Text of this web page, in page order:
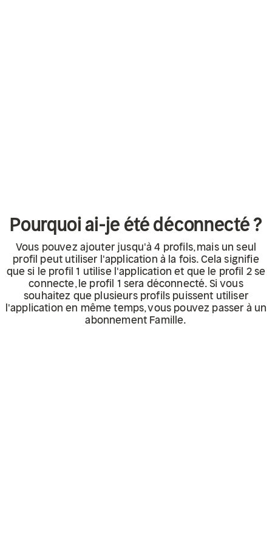
Pourquoi ai-je été déconnecté ?
Vous pouvez ajouter jusqu'à 4 profils, mais un seul
profil peut utiliser l'application à la fois. Cela signifie
que si le profil 1 utilise l'application et que le profil 2 se
connecte, le profil 1 sera déconnecté. Si vous
souhaitez que plusieurs profils puissent utiliser
l'application en même temps, vous pouvez passer à un
abonnement Famille.